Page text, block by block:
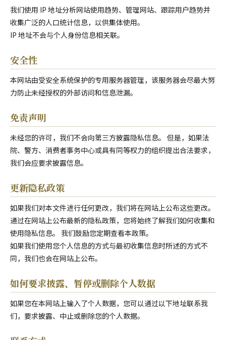
我们使用 IP 地址分析网站使用趋势、管理网站、跟踪用户趋势并
收集广泛的人口统计信息，以供集体使用。
IP 地址不会与个人身份信息相关联。
安全性
本网站由受安全系统保护的专用服务器管理，该服务器会尽最大努
力防止未经授权的外部访问和信息泄漏。
免责声明
未经您的许可，我们不会向第三方披露隐私信息。 但是，如果法
院、警方、消费者事务中心或具有同等权力的组织提出合法要求，
我们会应要求披露信息。
更新隐私政策
如果我们对本文件进行任何更改，我们将在网站上公布这些更改。
通过在网站上公布最新的隐私政策，您将始终了解我们如何收集和
使用隐私信息。 我们鼓励您定期查看本政策。
如果我们使用您个人信息的方式与最初收集信息时所述的方式不
同，我们也会在网站上公布。
如何要求披露、暂停或删除个人数据
如果您在本网站上输入了个人数据，您可以通过以下地址联系我
们，要求披露、中止或删除您的个人数据。